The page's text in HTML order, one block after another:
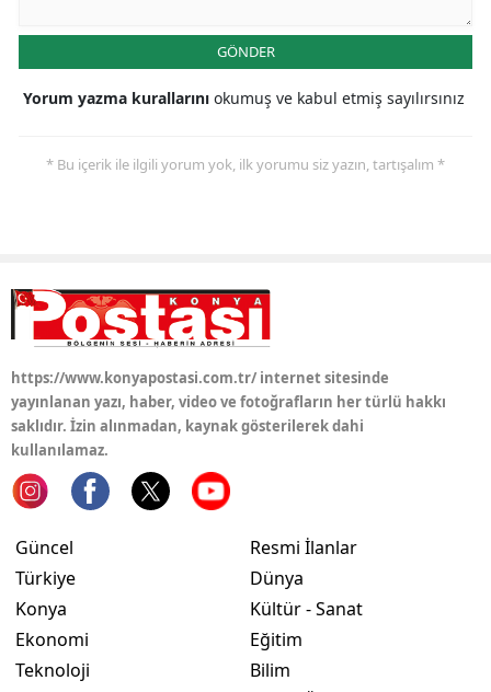
GÖNDER
Yorum yazma kurallarını okumuş ve kabul etmiş sayılırsınız
* Bu içerik ile ilgili yorum yok, ilk yorumu siz yazın, tartışalım *
https://www.konyapostasi.com.tr/ internet sitesinde
yayınlanan yazı, haber, video ve fotoğrafların her türlü hakkı
saklıdır. İzin alınmadan, kaynak gösterilerek dahi
kullanılamaz.
Güncel
Türkiye
Konya
Ekonomi
Teknoloji
Resmi İlanlar
Dünya
Kültür - Sanat
Eğitim
Bilim